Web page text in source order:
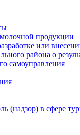
продукции
или
района о
самоуправления
(надзор) в сфере